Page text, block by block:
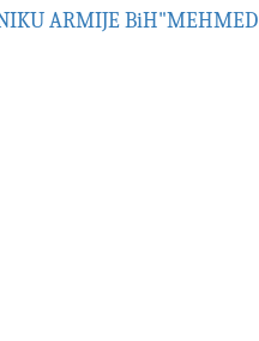
ARMIJE BiH"MEHMED